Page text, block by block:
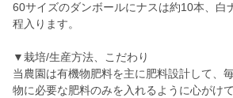
60サイズのダンボールにナスは約10本、白
程入ります。
▼栽培/生産方法、こだわり
当農園は有機物肥料を主に肥料設計して、
物に必要な肥料のみを入れるように心がけて